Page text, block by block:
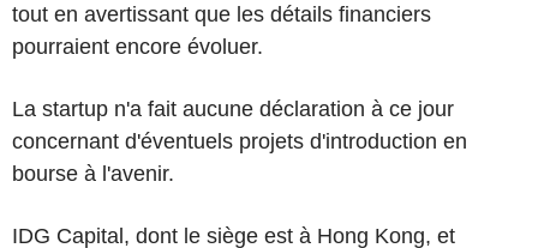
tout en avertissant que les détails financiers
pourraient encore évoluer.
La startup n'a fait aucune déclaration à ce jour
concernant d'éventuels projets d'introduction en
bourse à l'avenir.
IDG Capital, dont le siège est à Hong Kong, et